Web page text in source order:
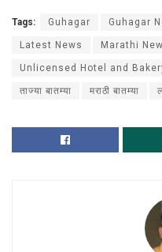
Tags: Guhagar Guhagar
Latest News Marathi
Unlicensed Hotel and
ताज्या बातम्या मराठी बातम्या